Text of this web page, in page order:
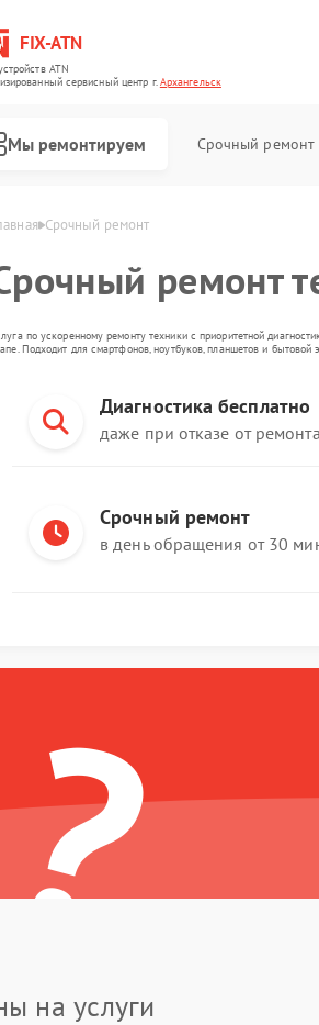
FIX-ATN
ATN
cервисный центр г.Архангельск
Мы ремонтируем Срочный ремонт
Срочный ремонт
ремонт
по ускоренному ремонту техники с приоритетной
Подходит для смартфонов, ноутбуков, планшетов и
Диагностика бесплатно
даже при отказе от ремонта
Срочный ремонт
в день обращения от 30
на услуги